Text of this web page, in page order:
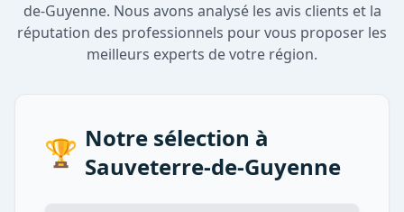
de-Guyenne. Nous avons analysé les avis clients et la
réputation des professionnels pour vous proposer les
meilleurs experts de votre région.
🏆 Notre sélection à
Sauveterre-de-Guyenne